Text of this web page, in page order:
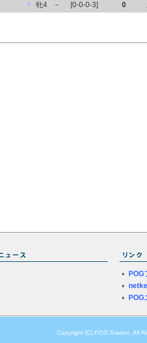
▼ 牝4 － [0-0-0-3] 0
POG
POG
Copyright (C) POG Starion. All